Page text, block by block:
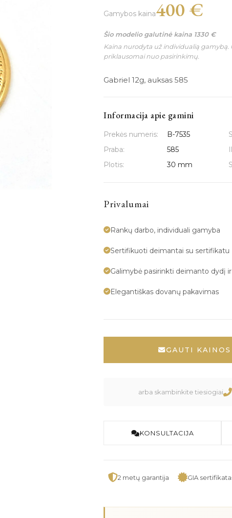
Gamybos kaina400 €
Šio modelio galutinė kaina 1330 €
Kaina nurodyta už individualią gamybą.
priklausomai nuo pasirinkimų.
Gabriel 12g, auksas 585
Informacija apie gamini
Prekės numeris: B-7535
Praba:
585
Plotis:
30 mm
Privalumai
Rankų darbo, individuali gamyba
Sertifikuoti deimantai su sertifikatu
Galimybė pasirinkti deimanto dydį
Elegantiškas dovanų pakavimas
GAUTI
arba skambinkite tiesiogiai
KONSULTACIJA
2 metų garantija GIA